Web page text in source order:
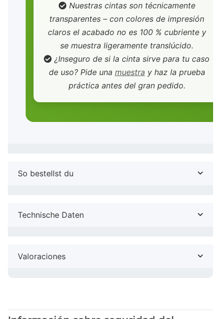
Nuestras cintas son técnicamente
transparentes – con colores de impresión
claros el acabado no es 100 % cubriente y
se muestra ligeramente translúcido.
¿Inseguro de si la cinta sirve para tu caso
de uso? Pide una muestra y haz la prueba
práctica antes del gran pedido.
So bestellst du
Technische Daten
Valoraciones